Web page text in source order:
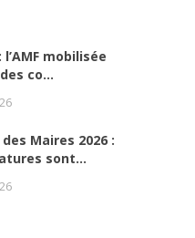
mobilisée
co...
Maires 2026 :
sont...